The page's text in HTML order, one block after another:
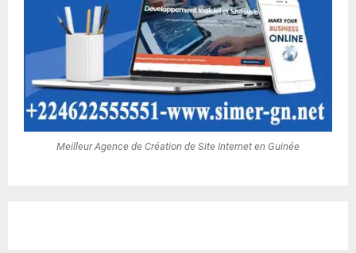
Meilleur Agence de Création de Site Internet en Guinée